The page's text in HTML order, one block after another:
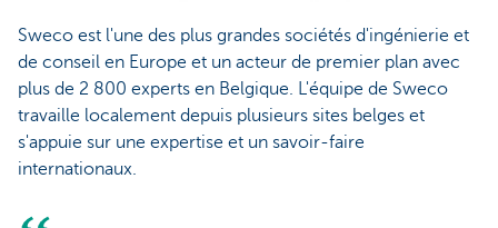
Sweco est l'une des plus grandes sociétés d'ingénierie et
de conseil en Europe et un acteur de premier plan avec
plus de 2 800 experts en Belgique. L'équipe de Sweco
travaille localement depuis plusieurs sites belges et
s'appuie sur une expertise et un savoir-faire
internationaux.